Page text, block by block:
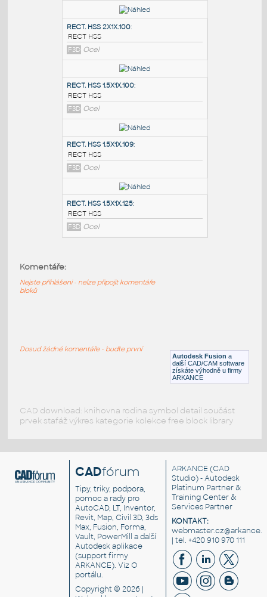
PODOBNÉ BLOKY
RECT. HSS 2X1X.100
F3D Ocel
RECT. HSS 1.5X1X.100
RECT HSS
F3D Ocel
F3D Ocel
F3D Ocel
Autodesk Fusion a
další CAD/CAM software
získáte výhodně u firmy
ARKANCE
Komentáře:
Nejste přihlášeni - nelze připojit komentáře
bloků
Dosud žádné komentáře - buďte první
CAD download: knihovna rodina symbol detail součást
prvek stafáž výkres kategorie kolekce free block library
CADfórum
Tipy, triky, podpora,
pomoc a rady pro
AutoCAD, LT, Inventor,
Revit, Map, Civil 3D, 3ds
Max, Fusion, Forma,
Vault, PowerMill a další
Autodesk aplikace
(support firmy
ARKANCE). VizO
portálu.
Copyright © 2026 |
ARKANCE (CAD
Studio) - Autodesk
Platinum Partner &
Training Center &
Services Partner
KONTAKT:
| tel. +420 910 970 111